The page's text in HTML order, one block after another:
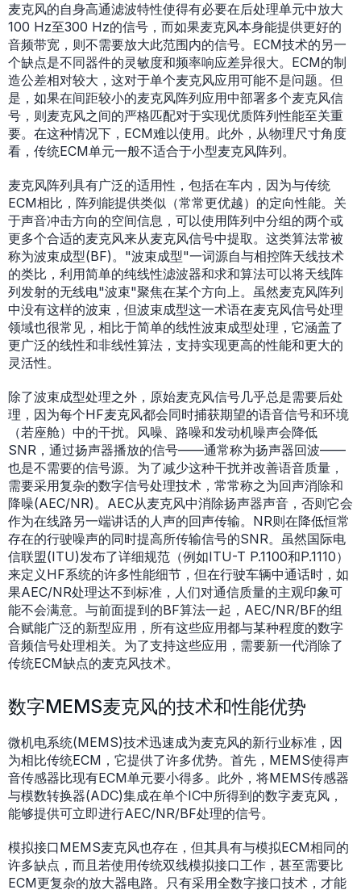
麦克风的自身高通滤波特性使得有必要在后处理单元中放大
100 Hz至300 Hz的信号，而如果麦克风本身能提供更好的
音频带宽，则不需要放大此范围内的信号。ECM技术的另一
个缺点是不同器件的灵敏度和频率响应差异很大。ECM的制
造公差相对较大，这对于单个麦克风应用可能不是问题。但
是，如果在间距较小的麦克风阵列应用中部署多个麦克风信
号，则麦克风之间的严格匹配对于实现优质阵列性能至关重
要。在这种情况下，ECM难以使用。此外，从物理尺寸角度
看，传统ECM单元一般不适合于小型麦克风阵列。
麦克风阵列具有广泛的适用性，包括在车内，因为与传统
ECM相比，阵列能提供类似（常常更优越）的定向性能。关
于声音冲击方向的空间信息，可以使用阵列中分组的两个或
更多个合适的麦克风来从麦克风信号中提取。这类算法常被
称为波束成型(BF)。"波束成型"一词源自与相控阵天线技术
的类比，利用简单的纯线性滤波器和求和算法可以将天线阵
列发射的无线电"波束"聚焦在某个方向上。虽然麦克风阵列
中没有这样的波束，但波束成型这一术语在麦克风信号处理
领域也很常见，相比于简单的线性波束成型处理，它涵盖了
更广泛的线性和非线性算法，支持实现更高的性能和更大的
灵活性。
除了波束成型处理之外，原始麦克风信号几乎总是需要后处
理，因为每个HF麦克风都会同时捕获期望的语音信号和环境
（若座舱）中的干扰。风噪、路噪和发动机噪声会降低
SNR，通过扬声器播放的信号——通常称为扬声器回波——
也是不需要的信号源。为了减少这种干扰并改善语音质量，
需要采用复杂的数字信号处理技术，常常称之为回声消除和
降噪(AEC/NR)。AEC从麦克风中消除扬声器声音，否则它会
作为在线路另一端讲话的人声的回声传输。NR则在降低恒常
存在的行驶噪声的同时提高所传输信号的SNR。虽然国际电
信联盟(ITU)发布了详细规范（例如ITU-T P.1100和P.1110）
来定义HF系统的许多性能细节，但在行驶车辆中通话时，如
果AEC/NR处理达不到标准，人们对通信质量的主观印象可
能不会满意。与前面提到的BF算法一起，AEC/NR/BF的组
合赋能广泛的新型应用，所有这些应用都与某种程度的数字
音频信号处理相关。为了支持这些应用，需要新一代消除了
传统ECM缺点的麦克风技术。
数字MEMS麦克风的技术和性能优势
微机电系统(MEMS)技术迅速成为麦克风的新行业标准，因
为相比传统ECM，它提供了许多优势。首先，MEMS使得声
音传感器比现有ECM单元要小得多。此外，将MEMS传感器
与模数转换器(ADC)集成在单个IC中所得到的数字麦克风，
能够提供可立即进行AEC/NR/BF处理的信号。
模拟接口MEMS麦克风也存在，但其具有与模拟ECM相同的
许多缺点，而且若使用传统双线模拟接口工作，甚至需要比
ECM更复杂的放大器电路。只有采用全数字接口技术，才能